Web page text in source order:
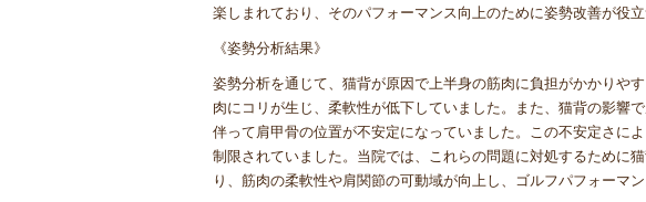
楽しまれており、そのパフォーマンス向上のために姿勢改善が役
《姿勢分析結果》
姿勢分析を通じて、猫背が原因で上半身の筋肉に負担がかかりや
肉にコリが生じ、柔軟性が低下していました。また、猫背の影響
伴って肩甲骨の位置が不安定になっていました。この不安定さに
制限されていました。当院では、これらの問題に対処するために
り、筋肉の柔軟性や肩関節の可動域が向上し、ゴルフパフォーマ